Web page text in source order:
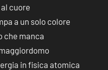
cuore
a un solo colore
che manca
in fisica atomica